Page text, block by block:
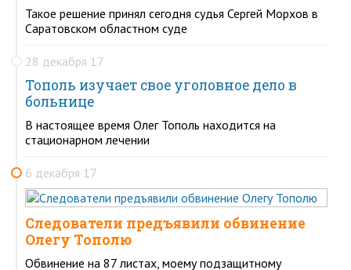
Такое решение принял сегодня судья Сергей Морхов в
Саратовском областном суде
28 декабря 17
Тополь изучает свое уголовное дело в
больнице
В настоящее время Олег Тополь находится на
стационарном лечении
6 декабря 17
Следователи предъявили обвинение
Олегу Тополю
Обвинение на 87 листах, моему подзащитному